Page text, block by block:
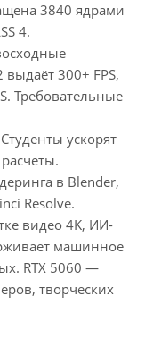
3840 ядрами
4.
300+ FPS,
Требовательные
ускорят
в Blender,
Resolve.
видео 4K, ИИ-
машинное
RTX 5060 —
творческих